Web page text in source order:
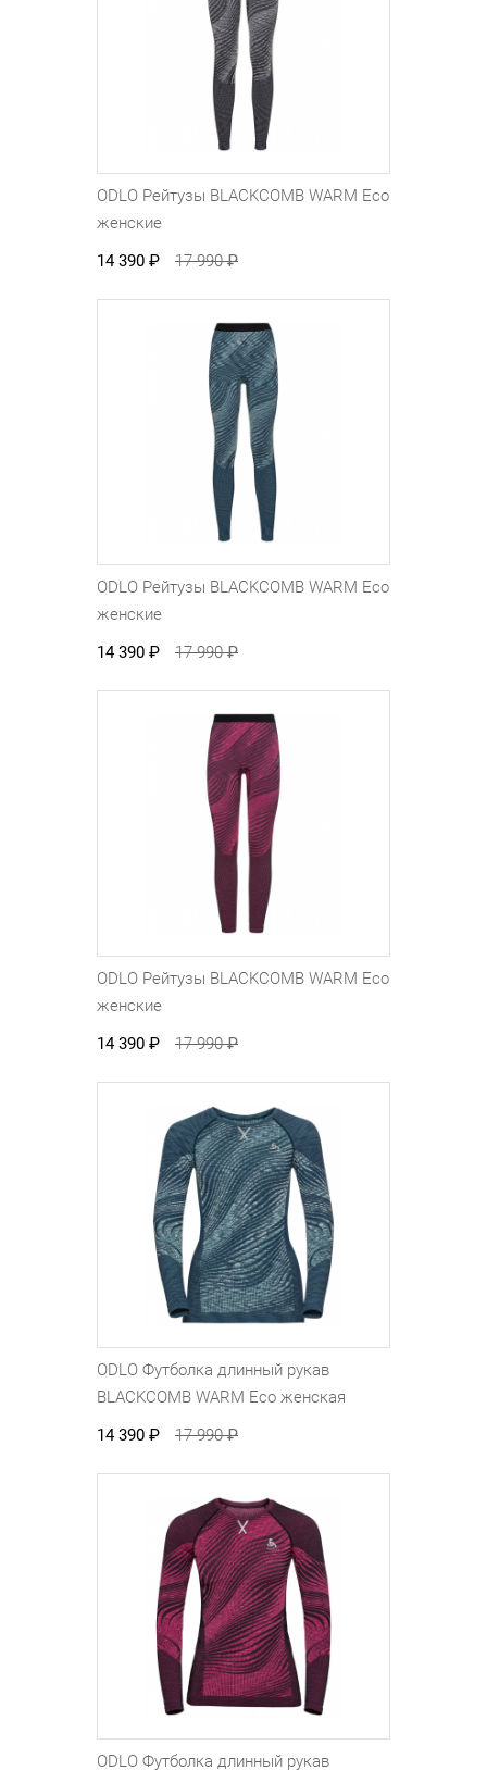
ODLO Рейтузы BLACKCOMB WARM Eco
женские
14 390 ₽ 17 990₽
ODLO Рейтузы BLACKCOMB WARM Eco
женские
14 390 ₽ 17 990₽
ODLO Рейтузы BLACKCOMB WARM Eco
женские
14 390 ₽ 17 990₽
ODLO Футболка длинный рукав
BLACKCOMB WARM Eco женская
14 390 ₽ 17 990₽
ODLO Футболка длинный рукав